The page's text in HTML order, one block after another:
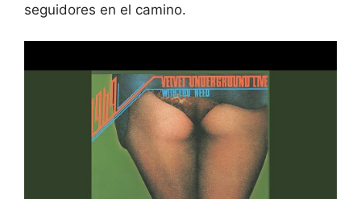
seguidores en el camino.